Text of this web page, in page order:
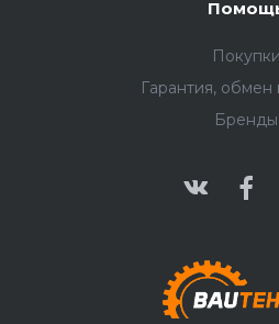
Покупки
Гарантия, обмен
Бренды